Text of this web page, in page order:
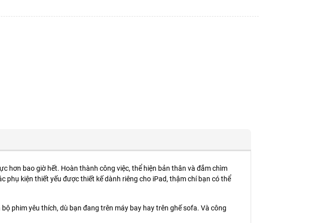
hơn bao giờ hết. Hoàn thành công việc, thể hiện bản thân và đắm chìm
kiện thiết yếu được thiết kế dành riêng cho iPad, thậm chí bạn có thể
phim yêu thích, dù bạn đang trên máy bay hay trên ghế sofa. Và công